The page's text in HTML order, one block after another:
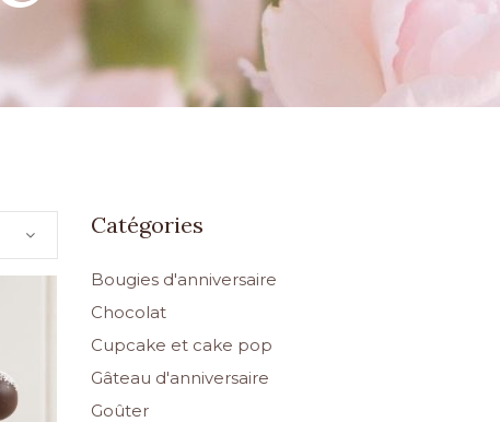
Catégories
Bougies d'anniversaire
Chocolat
Cupcake et cake pop
Gâteau d'anniversaire
Goûter